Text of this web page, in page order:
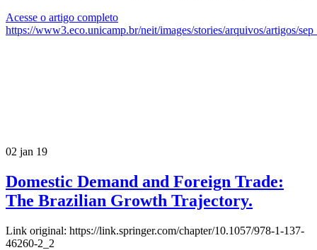
Acesse o artigo completo
https://www3.eco.unicamp.br/neit/images/stories/arquivos/artigos/
02 jan 19
Domestic Demand and Foreign Trade:
The Brazilian Growth Trajectory.
Link original: https://link.springer.com/chapter/10.1057/978-1-137-
46260-2_2